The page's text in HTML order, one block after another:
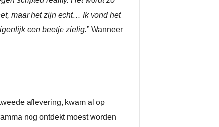
maar het zijn echt… Ik vond het
een beetje zielig.” Wanneer
aflevering, kwam al op
nog ontdekt moest worden